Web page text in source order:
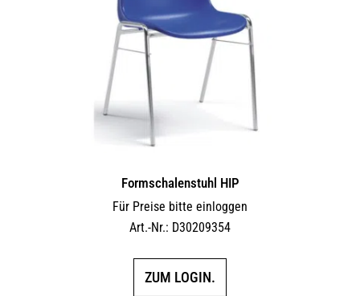
Formschalenstuhl HIP
Für Preise bitte einloggen
Art.-Nr.: D30209354
ZUM LOGIN.